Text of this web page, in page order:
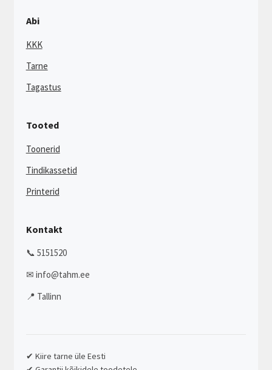
Abi
KKK
Tarne
Tagastus
Tooted
Toonerid
Tindikassetid
Printerid
Kontakt
📞 5151520
✉ info@tahm.ee
📍 Tallinn
✔ Kiire tarne üle Eesti